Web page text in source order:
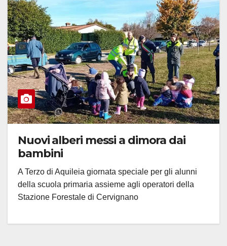
Nuovi alberi messi a dimora dai
bambini
A Terzo di Aquileia giornata speciale per gli alunni
della scuola primaria assieme agli operatori della
Stazione Forestale di Cervignano